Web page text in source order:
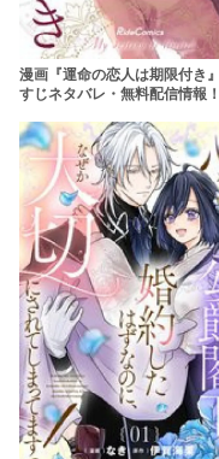
漫画『運命の恋人は期限付き
すじネタバレ・無料配信情報